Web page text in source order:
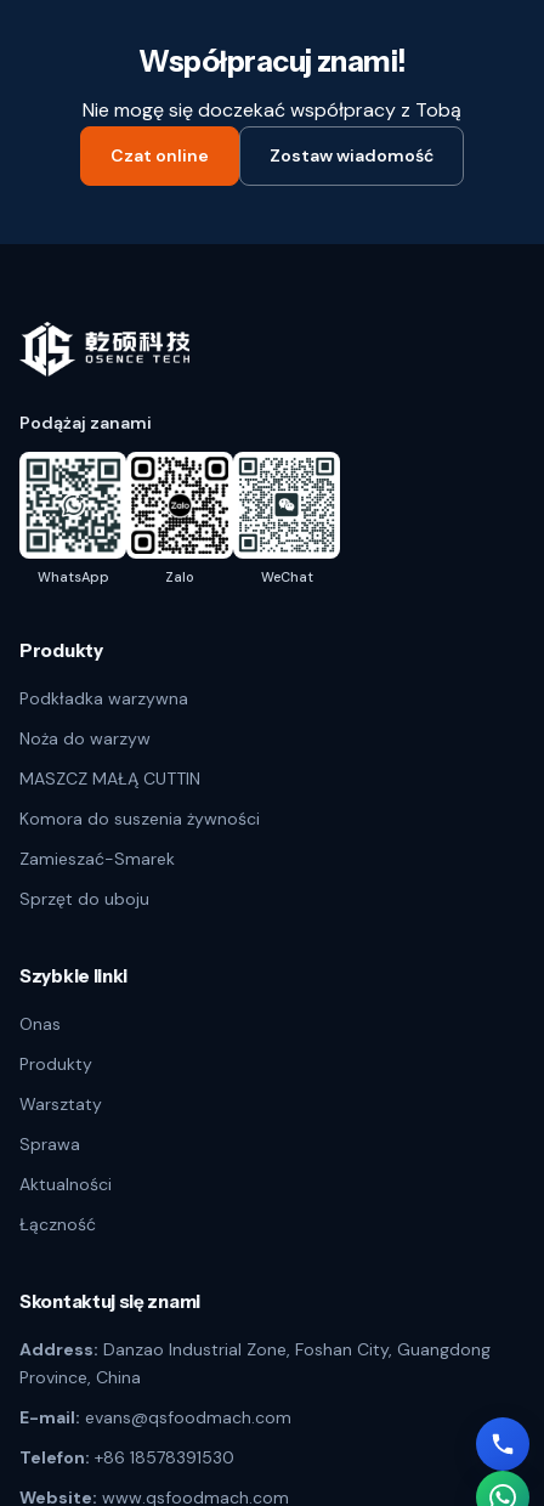
Współpracuj znami!
Nie mogę się doczekać współpracy z Tobą
Czat online Zostaw wiadomość
Podążaj zanami
WhatsApp Zalo WeChat
Produkty
Podkładka warzywna
Noża do warzyw
MASZCZ MAŁĄ CUTTIN
Komora do suszenia żywności
Zamieszać-Smarek
Sprzęt do uboju
Szybkie linki
Onas
Produkty
Warsztaty
Sprawa
Aktualności
Łączność
Skontaktuj się znami
Address: Danzao Industrial Zone, Foshan City, Guangdong
Province, China
E-mail: evans@qsfoodmach.com
Telefon: +86 18578391530
Website: www.qsfoodmach.com